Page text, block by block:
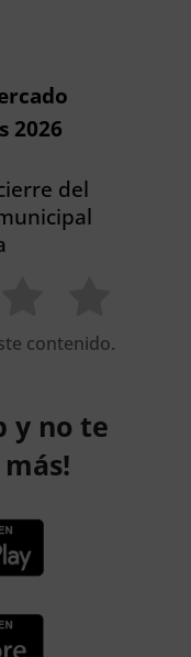
2026
del
contenido.
y no te